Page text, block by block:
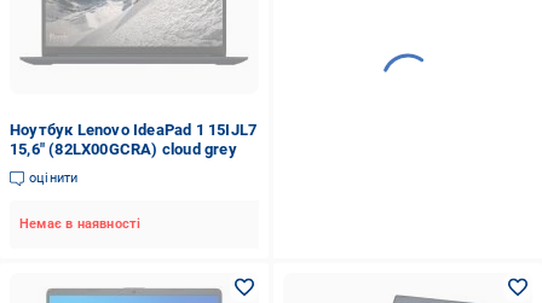
Ноутбук Lenovo IdeaPad 1 15IJL7
15,6" (82LX00GCRA) cloud grey
оцінити
Немає в наявності